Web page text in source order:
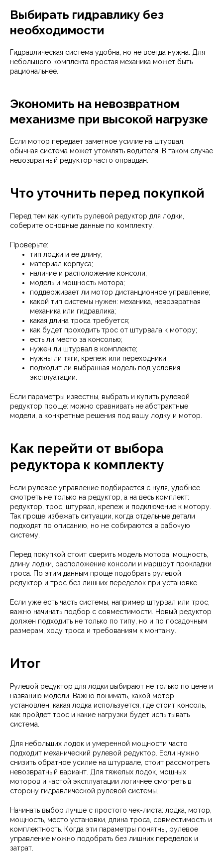
Выбирать гидравлику без
необходимости
Гидравлическая система удобна, но не всегда нужна. Для
небольшого комплекта простая механика может быть
рациональнее.
Экономить на невозвратном
механизме при высокой нагрузке
Если мотор передает заметное усилие на штурвал,
обычная система может утомлять водителя. В таком случае
невозвратный редуктор часто оправдан.
Что уточнить перед покупкой
Перед тем как купить рулевой редуктор для лодки,
соберите основные данные по комплекту.
Проверьте:
тип лодки и ее длину;
материал корпуса;
наличие и расположение консоли;
модель и мощность мотора;
поддерживает ли мотор дистанционное управление;
какой тип системы нужен: механика, невозвратная
механика или гидравлика;
какая длина троса требуется;
как будет проходить трос от штурвала к мотору;
есть ли место за консолью;
нужен ли штурвал в комплекте;
нужны ли тяги, крепеж или переходники;
подходит ли выбранная модель под условия
эксплуатации.
Если параметры известны, выбрать и купить рулевой
редуктор проще: можно сравнивать не абстрактные
модели, а конкретные решения под вашу лодку и мотор.
Как перейти от выбора
редуктора к комплекту
Если рулевое управление подбирается с нуля, удобнее
смотреть не только на редуктор, а на весь комплект:
редуктор, трос, штурвал, крепеж и подключение к мотору.
Так проще избежать ситуации, когда отдельные детали
подходят по описанию, но не собираются в рабочую
систему.
Перед покупкой стоит сверить модель мотора, мощность,
длину лодки, расположение консоли и маршрут прокладки
троса. По этим данным проще подобрать рулевой
редуктор и трос без лишних переделок при установке.
Если уже есть часть системы, например штурвал или трос,
важно начинать подбор с совместимости. Новый редуктор
должен подходить не только по типу, но и по посадочным
размерам, ходу троса и требованиям к монтажу.
Итог
Рулевой редуктор для лодки выбирают не только по цене и
названию модели. Важно понимать, какой мотор
установлен, какая лодка используется, где стоит консоль,
как пройдет трос и какие нагрузки будет испытывать
система.
Для небольших лодок и умеренной мощности часто
подходит механический рулевой редуктор. Если нужно
снизить обратное усилие на штурвале, стоит рассмотреть
невозвратный вариант. Для тяжелых лодок, мощных
моторов и частой эксплуатации логичнее смотреть в
сторону гидравлической рулевой системы.
Начинать выбор лучше с простого чек-листа: лодка, мотор,
мощность, место установки, длина троса, совместимость и
комплектность. Когда эти параметры понятны, рулевое
управление можно подобрать без лишних переделок и
затрат.